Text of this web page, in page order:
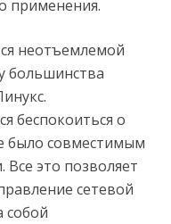
применения.
неотъемлемой
большинства
беспокоиться о
было совместимым
это позволяет
сетевой
собой